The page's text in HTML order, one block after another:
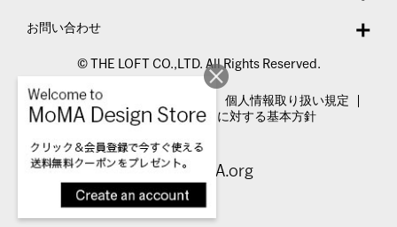
お問い合わせ
© THE LOFT CO.,LTD. All Rights Reserved.
特定商取引法表示
個人情報取り扱い規定
カスタマーハラスメントに対する基本方針
Visit MoMA.org